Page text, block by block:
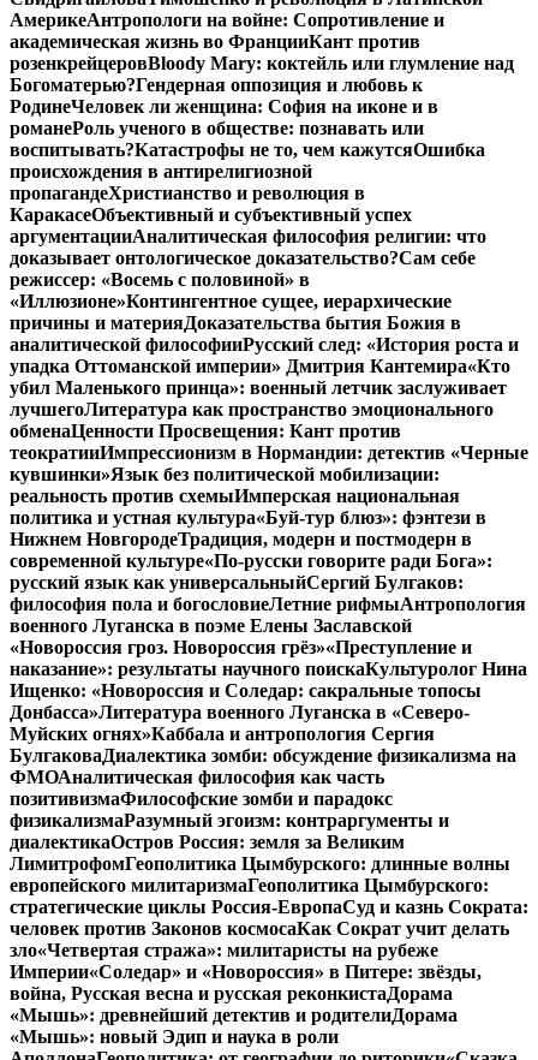
АмерикеАнтропологи на войне: Сопротивление и
академическая жизнь во ФранцииКант против
розенкрейцеровBloody Mary: коктейль или глумление над
Богоматерью?Гендерная оппозиция и любовь к
РодинеЧеловек ли женщина: София на иконе и в
романеРоль ученого в обществе: познавать или
воспитывать?Катастрофы не то, чем кажутсяОшибка
происхождения в антирелигиозной
пропагандеХристианство и революция в
КаракасеОбъективный и субъективный успех
аргументацииАналитическая философия религии: что
доказывает онтологическое доказательство?Сам себе
режиссер: «Восемь с половиной» в
«Иллюзионе»Контингентное сущее, иерархические
причины и материяДоказательства бытия Божия в
аналитической философииРусский след: «История роста и
упадка Оттоманской империи» Дмитрия Кантемира«Кто
убил Маленького принца»: военный летчик заслуживает
лучшегоЛитература как пространство эмоционального
обменаЦенности Просвещения: Кант против
теократииИмпрессионизм в Нормандии: детектив «Черные
кувшинки»Язык без политической мобилизации:
реальность против схемыИмперская национальная
политика и устная культура«Буй-тур блюз»: фэнтези в
Нижнем НовгородеТрадиция, модерн и постмодерн в
современной культуре«По-русски говорите ради Бога»:
русский язык как универсальныйСергий Булгаков:
философия пола и богословиеЛетние рифмыАнтропология
военного Луганска в поэме Елены Заславской
«Новороссия гроз. Новороссия грёз»«Преступление и
наказание»: результаты научного поискаКультуролог Нина
Ищенко: «Новороссия и Соледар: сакральные топосы
Донбасса»Литература военного Луганска в «Северо-
Муйских огнях»Каббала и антропология Сергия
БулгаковаДиалектика зомби: обсуждение физикализма на
ФМОАналитическая философия как часть
позитивизмаФилософские зомби и парадокс
физикализмаРазумный эгоизм: контраргументы и
диалектикаОстров Россия: земля за Великим
ЛимитрофомГеополитика Цымбурского: длинные волны
европейского милитаризмаГеополитика Цымбурского:
стратегические циклы Россия-ЕвропаСуд и казнь Сократа:
человек против Законов космосаКак Сократ учит делать
зло«Четвертая стража»: милитаристы на рубеже
Империи«Соледар» и «Новороссия» в Питере: звёзды,
война, Русская весна и русская реконкистаДорама
«Мышь»: древнейший детектив и родителиДорама
«Мышь»: новый Эдип и наука в роли